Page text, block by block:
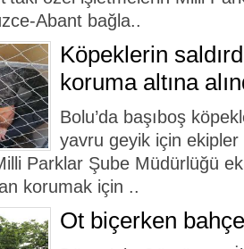
Abant bağla..
Köpeklerin
koruma altına
Bolu’da başıboş
yavru geyik için
Parklar Şube Müdürlüğü
korumak için ..
Ot biçerken